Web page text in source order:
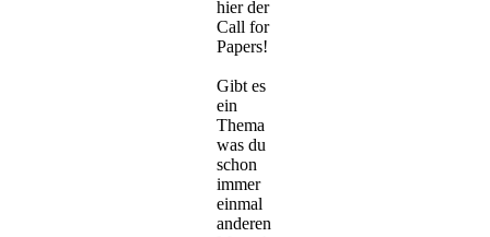
hier der
Call for
Papers!
Gibt es
ein
Thema
was du
schon
immer
einmal
anderen